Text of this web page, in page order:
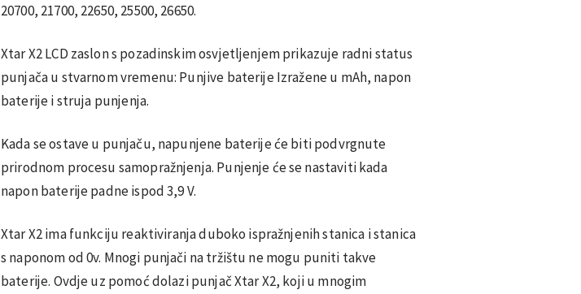
20700, 21700, 22650, 25500, 26650.
Xtar X2 LCD zaslon s pozadinskim osvjetljenjem prikazuje radni status
punjača u stvarnom vremenu: Punjive baterije Izražene u mAh, napon
baterije i struja punjenja.
Kada se ostave u punjaču, napunjene baterije će biti podvrgnute
prirodnom procesu samopražnjenja. Punjenje će se nastaviti kada
napon baterije padne ispod 3,9 V.
Xtar X2 ima funkciju reaktiviranja duboko ispražnjenih stanica i stanica
s naponom od 0v. Mnogi punjači na tržištu ne mogu puniti takve
baterije. Ovdje uz pomoć dolazi punjač Xtar X2, koji u mnogim